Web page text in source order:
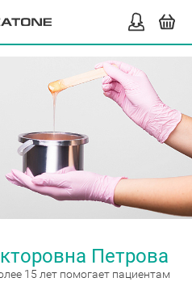
Петрова
15 лет помогает пациентам